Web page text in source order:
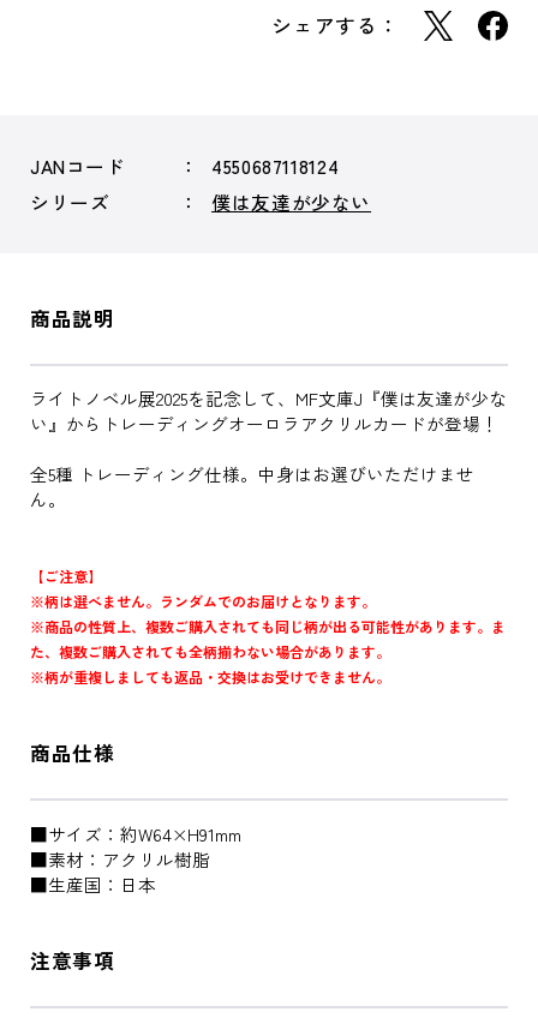
シェアする：
JANコード
4550687118124
シリーズ
僕は友達が少ない
商品説明
ライトノベル展2025を記念して、MF文庫J『僕は友達が少な
い』からトレーディングオーロラアクリルカードが登場！
全5種 トレーディング仕様。中身はお選びいただけませ
ん。
【ご注意】
※柄は選べません。ランダムでのお届けとなります。
※商品の性質上、複数ご購入されても同じ柄が出る可能性があります。ま
た、複数ご購入されても全柄揃わない場合があります。
※柄が重複しましても返品・交換はお受けできません。
商品仕様
■サイズ：約W64×H91mm
■素材：アクリル樹脂
■生産国：日本
注意事項